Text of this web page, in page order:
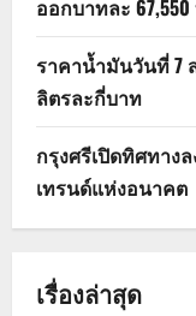
ออกบาทละ
ราคาน้ำมันวันที่ 7
ลิตรละกี่บาท
กรุงศรีเปิดทิศทาง
เทรนด์แห่งอนาคต
เรื่องล่าสุด